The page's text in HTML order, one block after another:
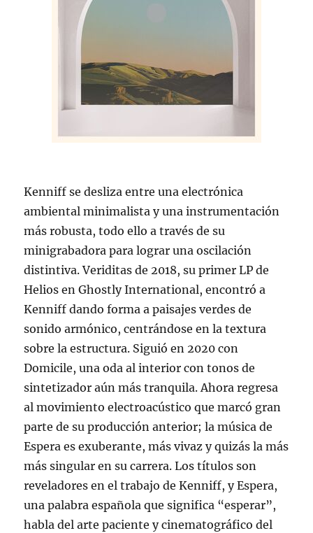
Kenniff se desliza entre una electrónica
ambiental minimalista y una instrumentación
más robusta, todo ello a través de su
minigrabadora para lograr una oscilación
distintiva. Veriditas de 2018, su primer LP de
Helios en Ghostly International, encontró a
Kenniff dando forma a paisajes verdes de
sonido armónico, centrándose en la textura
sobre la estructura. Siguió en 2020 con
Domicile, una oda al interior con tonos de
sintetizador aún más tranquila. Ahora regresa
al movimiento electroacústico que marcó gran
parte de su producción anterior; la música de
Espera es exuberante, más vivaz y quizás la más
más singular en su carrera. Los títulos son
reveladores en el trabajo de Kenniff, y Espera,
una palabra española que significa “esperar”,
habla del arte paciente y cinematográfico del